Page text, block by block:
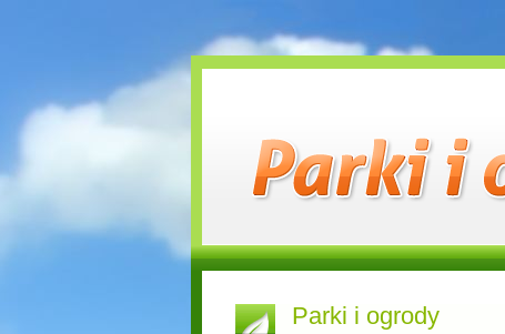
Parki i ogrody